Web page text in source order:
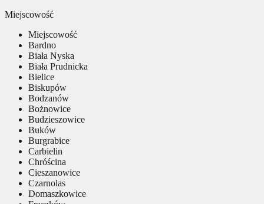
Miejscowość
Miejscowość
Bardno
Biała Nyska
Biała Prudnicka
Bielice
Biskupów
Bodzanów
Bożnowice
Budzieszowice
Buków
Burgrabice
Carbielin
Chróścina
Cieszanowice
Czarnolas
Domaszkowice